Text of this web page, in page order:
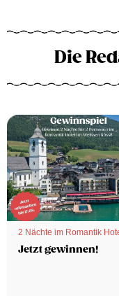
Die
2 Nächte im Romantik
Jetzt gewinnen!